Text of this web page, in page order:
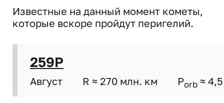
Известные на данный момент кометы,
которые вскоре пройдут перигелий.
259P
Август R ≈ 270 млн. км Porb ≈ 4,5